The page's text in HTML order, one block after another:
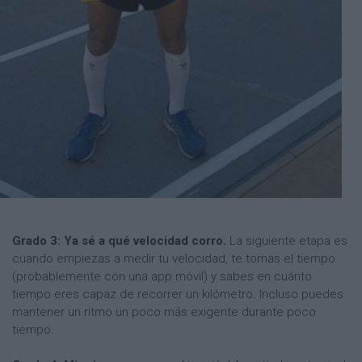
Grado 3: Ya sé a qué velocidad corro. La siguiente etapa es
cuando empiezas a medir tu velocidad, te tomas el tiempo
(probablemente con una app móvil) y sabes en cuánto
tiempo eres capaz de recorrer un kilómetro. Incluso puedes
mantener un ritmo un poco más exigente durante poco
tiempo.